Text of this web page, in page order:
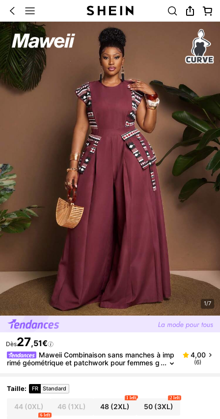
1/7
Dès27,51€
Maweii Combinaison sans manches à imp
rimé géométrique et patchwork pour femmes g
pour les vacances, les trajets, les sorties d'été et u
n usage quotidien polyvalent
4,00
(6)
Taille: FR Standard
44(0XL) 46 (1XL) 48(2XL)
1 left
50(3XL)
2 left
6 left